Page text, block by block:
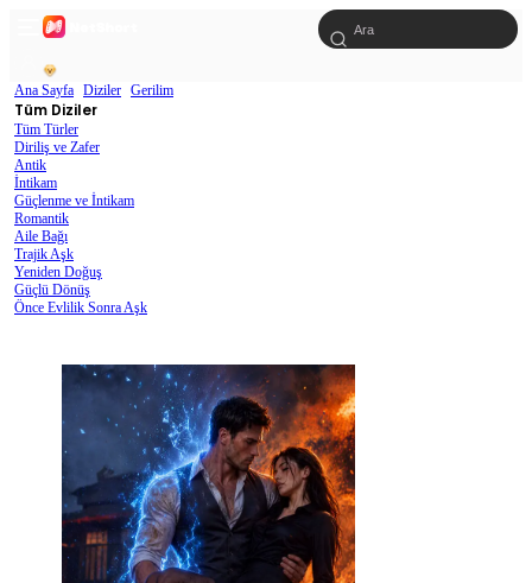
Ana Sayfa Diziler Gerilim
Tüm Diziler
Tüm Türler
Diriliş ve Zafer
Antik
İntikam
Güçlenme ve İntikam
Romantik
Aile Bağı
Trajik Aşk
Yeniden Doğuş
Güçlü Dönüş
Önce Evlilik Sonra Aşk